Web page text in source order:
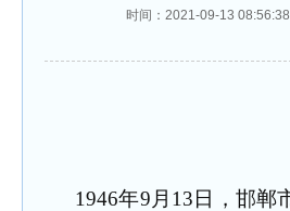
时间：2021-09-13
1946年9 月 13 日，邯郸